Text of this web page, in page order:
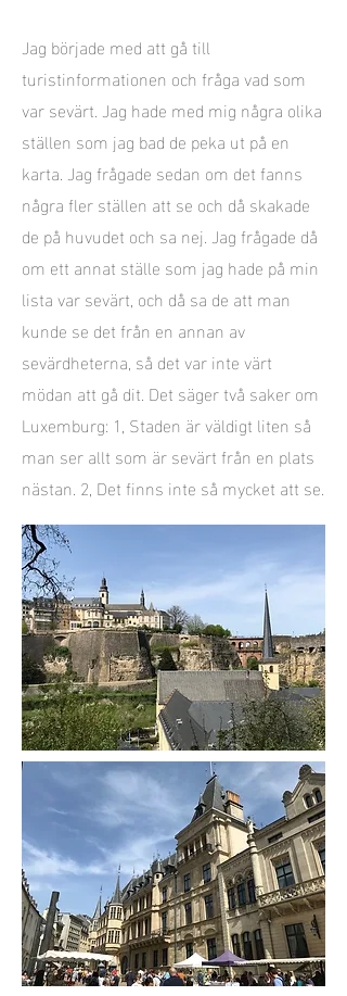
Jag började med att gå till
turistinformationen och fråga vad som
var sevärt. Jag hade med mig några olika
ställen som jag bad de peka ut på en
karta. Jag frågade sedan om det fanns
några fler ställen att se och då skakade
de på huvudet och sa nej. Jag frågade då
om ett annat ställe som jag hade på min
lista var sevärt, och då sa de att man
kunde se det från en annan av
sevärdheterna, så det var inte värt
mödan att gå dit. Det säger två saker om
Luxemburg: 1, Staden är väldigt liten så
man ser allt som är sevärt från en plats
nästan. 2, Det finns inte så mycket att se.